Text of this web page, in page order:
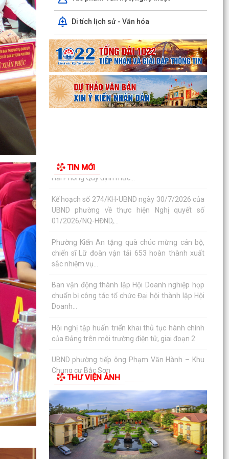
Di tích lịch sử - Văn hóa
TIN MỚI
Kế hoạch số 274/KH-UBND ngày 30/7/2026 của
UBND phường về thực hiện Nghị quyết số
01/2026/NQ-HĐND,...
Phường Kiến An tặng quà chúc mừng cán bộ,
chiến sĩ Lữ đoàn vận tải 653 hoàn thành xuất
sắc nhiệm vụ...
của Đảng trên môi trường điện tử, giai đoạn 2
Chung cư Bắc Sơn
Phường Kiến An tham dự Hội nghị báo cáo viên
QUYẾT ĐỊNH Về việc công bố Danh mục thủ tục
hành chính mới ban hành, bị bãi bỏ thuộc phạm
QUYẾT ĐỊNH Về việc ủy quyền thực hiện nhiệm
vụ thuộc thẩm quyền của Ủy ban nhân dân
QUYẾT ĐỊNH Về việc ủy quyền thực hiện nhiệm
thành phố...
Tập huấn, bồi dưỡng nghiệp vụ công tác Đảng
năm 2026
Công văn số 3360/UBND-KT ngày 28/7/2026
của UBND phường v/v triển khai Kế hoạch
Khuyến công trên...
Công văn số:3358 /UBND-KT ngày 28/7/2026
THƯ VIỆN ẢNH